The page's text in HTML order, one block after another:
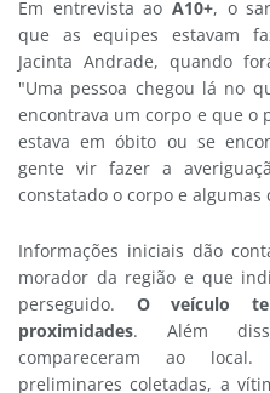
Em entrevista ao A10+, o
que as equipes estavam
Jacinta Andrade, quando
"Uma pessoa chegou lá no
encontrava um corpo e que o
estava em óbito ou se
gente vir fazer a
constatado o corpo e
Informações iniciais dão
morador da região e que
perseguido. O veículo
proximidades. Além
compareceram ao local.
preliminares coletadas, a